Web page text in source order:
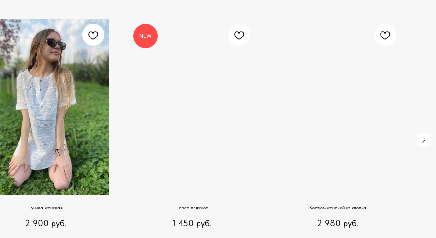
Туника женская
2 900 руб.
NEW
Парео пляжное
1 450 руб.
Костюм женский из хлопка
2 980 руб.